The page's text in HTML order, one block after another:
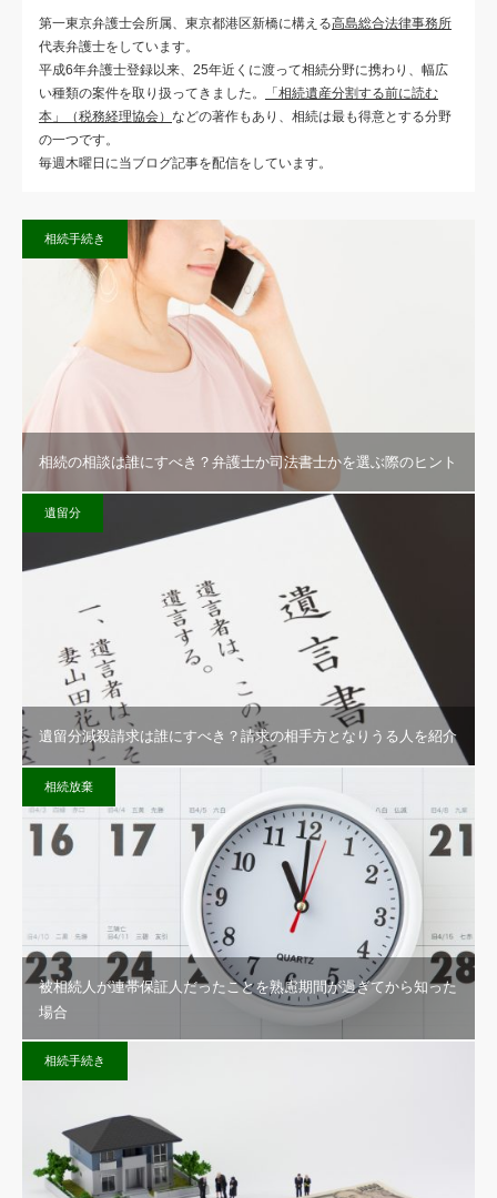
第一東京弁護士会所属、東京都港区新橋に構える高島総合法律事務所
代表弁護士をしています。
平成6年弁護士登録以来、25年近くに渡って相続分野に携わり、幅広
い種類の案件を取り扱ってきました。
「相続遺産分割する前に読む
本」（税務経理協会） などの著作もあり、相続は最も得意とする分野
の一つです。
毎週木曜日に当ブログ記事を配信をしています。
相続手続き
相続の相談は誰にすべき？弁護士か司法書士かを選ぶ際のヒント
遺留分
遺留分減殺請求は誰にすべき？請求の相手方となりうる人を紹介
相続放棄
被相続人が連帯保証人だったことを熟慮期間が過ぎてから知った
場合
相続手続き